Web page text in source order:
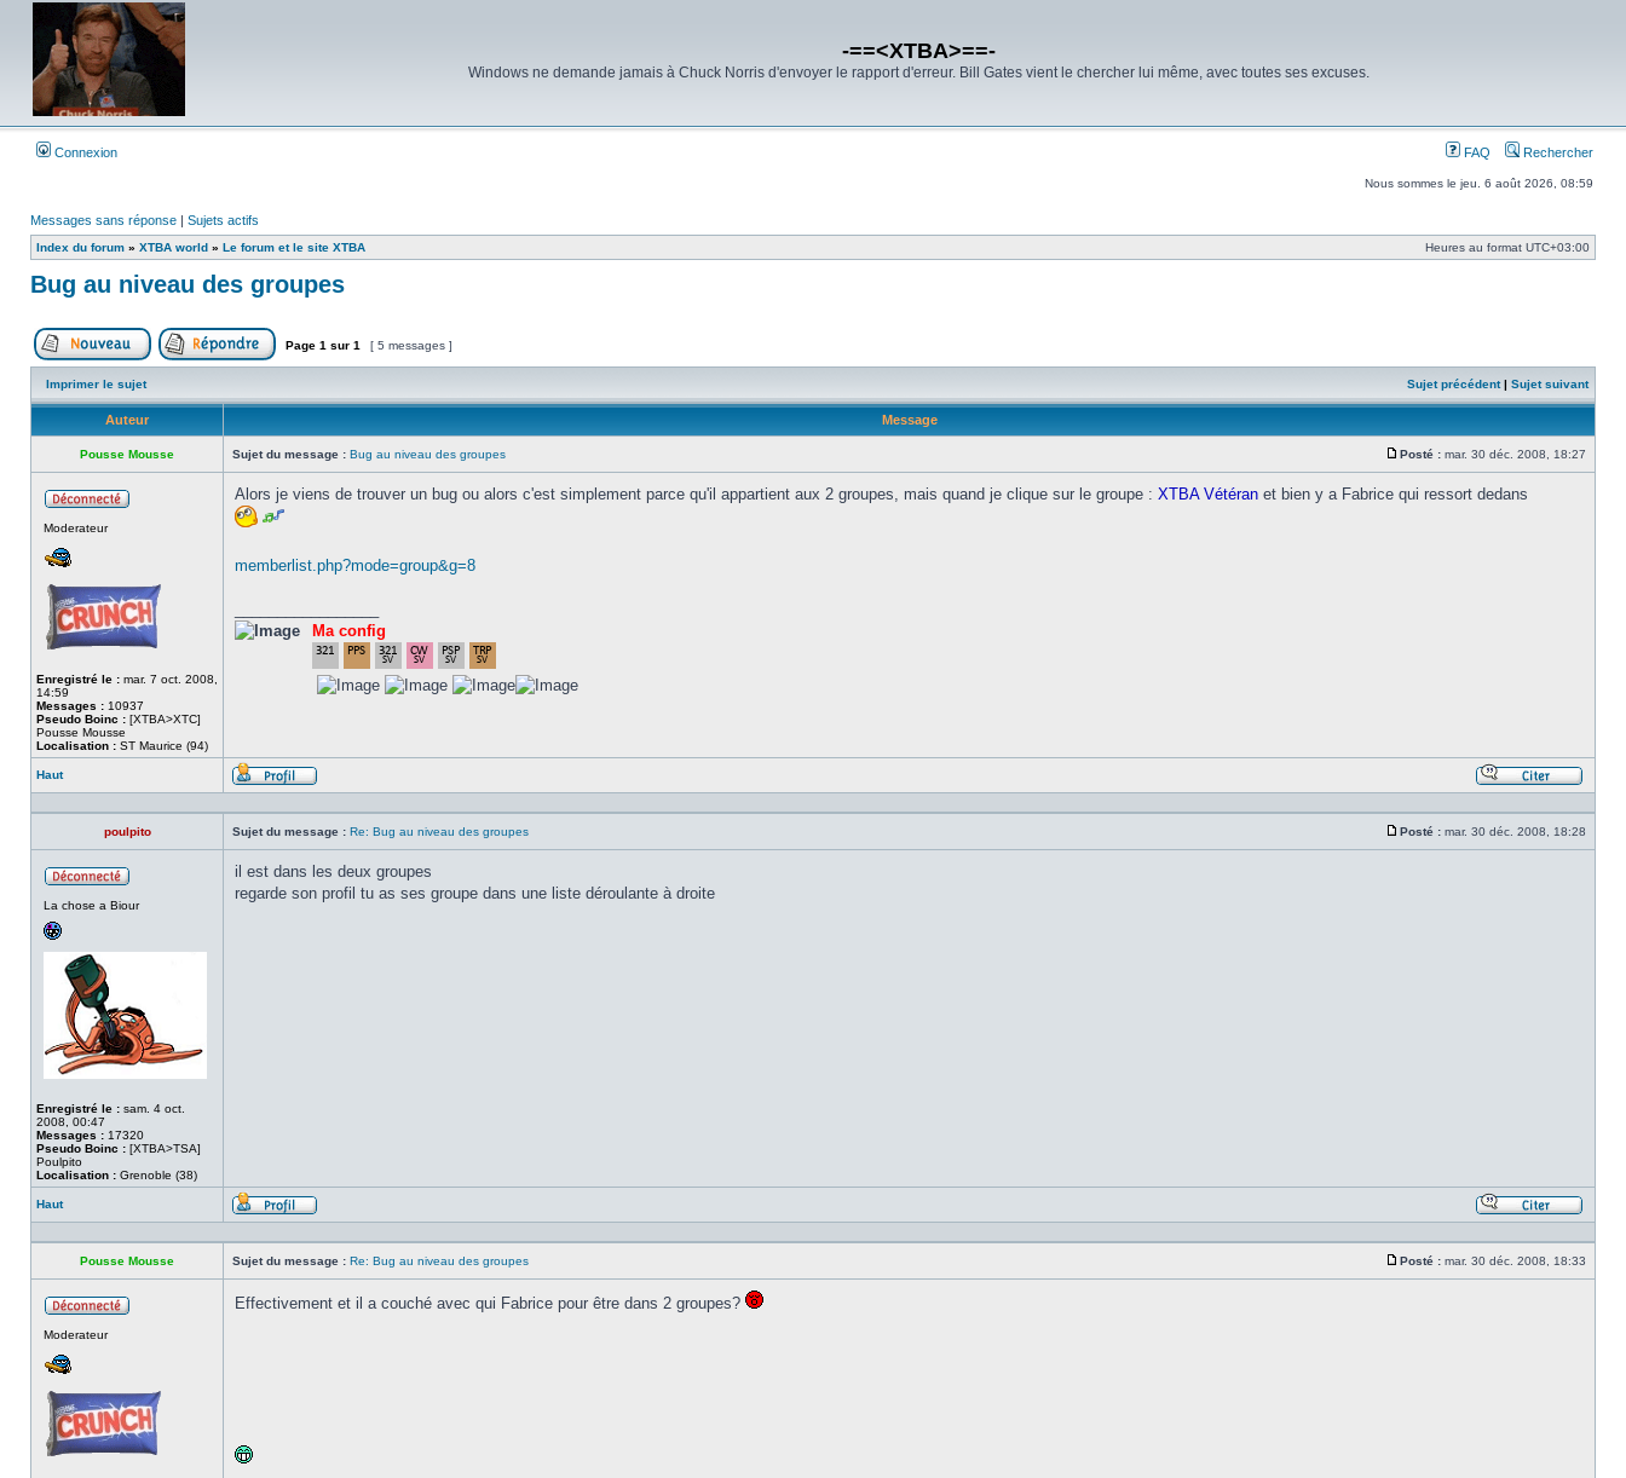
-==<XTBA>==-
Windows ne demande jamais à Chuck Norris d'envoyer le rapport d'erreur. Bill Gates vient le chercher lui même, avec toutes ses excuses.
Connexion FAQ Rechercher
Nous sommes le jeu. 6 août 2026, 08:59
Messages sans réponse | Sujets actifs
Index du forum » XTBA world » Le forum et le site XTBA Heures au format UTC+03:00
Bug au niveau des groupes
Poster un nouveau sujetRépondre au sujet
Page 1 sur 1 [ 5 messages ]
Imprimer le sujet Sujet précédent| Sujet suivant
Auteur Message
Pousse Mousse Sujet du message : Bug au niveau des groupes
Posté : mar. 30 déc. 2008, 18:27
Moderateur
Enregistré le : mar. 7 oct. 2008,
14:59
Messages : 10937
Pseudo Boinc : [XTBA>XTC]
Pousse Mousse
Localisation : ST Maurice (94)
Alors je viens de trouver un bug ou alors c'est simplement parce qu'il appartient aux 2 groupes, mais quand je clique sur le groupe : XTBA Vétéran et bien y a Fabrice qui ressort dedans
memberlist.php?mode=group&g=8
Ma config
Haut
Profil
le
poulpito Sujet du message : Re: Bug au niveau des groupes
Posté : mar. 30 déc. 2008, 18:28
ligne
La chose a Biour
Enregistré le : sam. 4 oct.
2008, 00:47
Messages : 17320
Pseudo Boinc : [XTBA>TSA]
Poulpito
Localisation : Grenoble (38)
il est dans les deux groupes
regarde son profil tu as ses groupe dans une liste déroulante à droite
Haut
Profil
le
Pousse Mousse Sujet du message : Re: Bug au niveau des groupes
Posté : mar. 30 déc. 2008, 18:33
Moderateur
Effectivement et il a couché avec qui Fabrice pour être dans 2 groupes?